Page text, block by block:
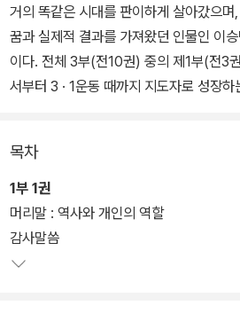
거의 똑같은 시대를 판이하게 살아갔으
꿈과 실제적 결과를 가져왔던 인물인 이
이다. 전체 3부(전10권) 중의 제1부(전3
서부터 3 · 1운동 때까지 지도자로 성장
자부심을, 김구는 심한 상놈 콤플렉스를
다. 이 정치적 사회화의 과정은 향후 독립
차이, 해방 이후의 정치적 노선의 차이를
이 된다.
목차
1부 1권
머리말 : 역사와 개인의 역할
감사말씀